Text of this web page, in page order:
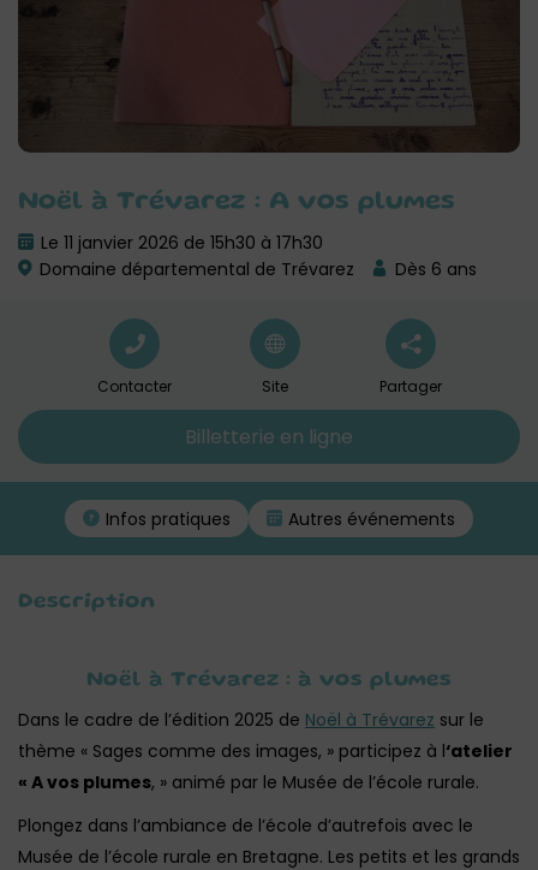
Noël à Trévarez : A vos plumes
Le 11 janvier 2026 de 15h30 à 17h30
Domaine départemental de Trévarez
Dès 6 ans
Contacter Site Partager
Billetterie en ligne
Infos pratiques Autres événements
Description
Noël à Trévarez : à vos plumes
Dans le cadre de l’édition 2025 de Noël à Trévarez sur le
thème « Sages comme des images, » participez à l‘atelier
« A vos plumes, » animé par le Musée de l’école rurale.
Plongez dans l’ambiance de l’école d’autrefois avec le
Musée de l’école rurale en Bretagne. Les petits et les grands